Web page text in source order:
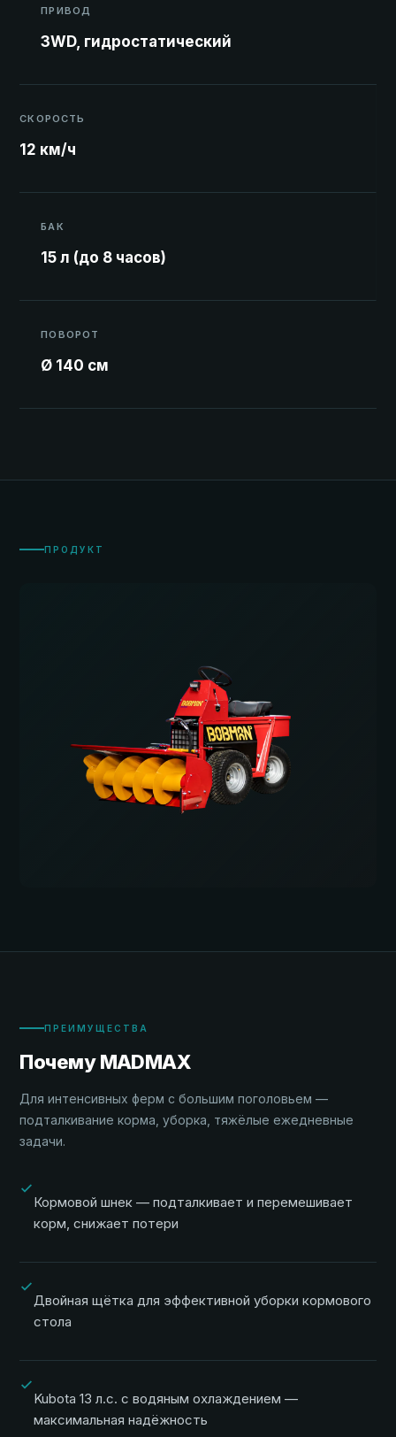
ПРИВОД
3WD, гидростатический
СКОРОСТЬ
12 км/ч
БАК
15 л (до 8 часов)
ПОВОРОТ
Ø 140 см
ПРОДУКТ
ПРЕИМУЩЕСТВА
Почему MADMAX
Для интенсивных ферм с большим поголовьем —
подталкивание корма, уборка, тяжёлые ежедневные
задачи.
Кормовой шнек — подталкивает и перемешивает
корм, снижает потери
Двойная щётка для эффективной уборки кормового
стола
Kubota 13 л.с. с водяным охлаждением —
максимальная надёжность